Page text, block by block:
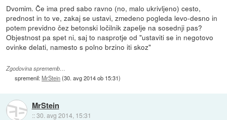
Dvomim. Če ima pred sabo ravno (no, malo ukrivljeno) cesto,
prednost in to ve, zakaj se ustavi, zmedeno pogleda levo-desno in
potem previdno čez betonski ločilnik zapelje na sosednji pas?
Objestnost pa spet ni, saj to nasprotje od "ustaviti se in negotovo
ovinke delati, namesto s polno brzino iti skoz"
Zgodovina sprememb…
spremenil:MrStein(30. avg 2014 ob 15:31)
MrStein
::30. avg 2014, 15:31